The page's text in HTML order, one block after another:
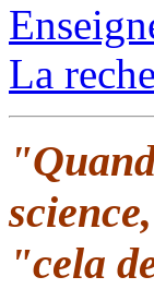
La
"cela